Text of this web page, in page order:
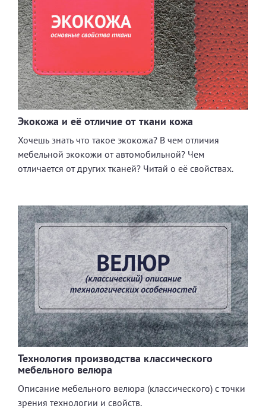
Экокожа и её отличие от ткани кожа
Хочешь знать что такое экокожа? В чем отличия
мебельной экокожи от автомобильной? Чем
отличается от других тканей? Читай о её свойствах.
Технология производства классического
мебельного велюра
Описание мебельного велюра (классического) с точки
зрения технологии и свойств.